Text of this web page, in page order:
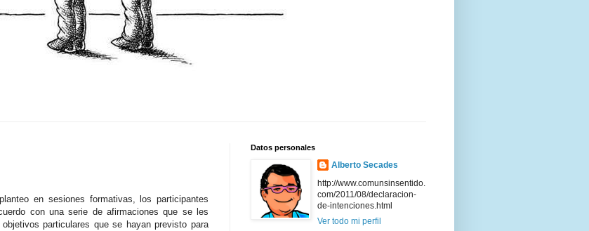
en sesiones formativas, los participantes
con una serie de afirmaciones que se les
particulares que se hayan previsto para
Datos personales
Alberto Secades
http://www.comunsinsentido.
com/2011/08/declaracion-
de-intenciones.html
Ver todo mi perfil